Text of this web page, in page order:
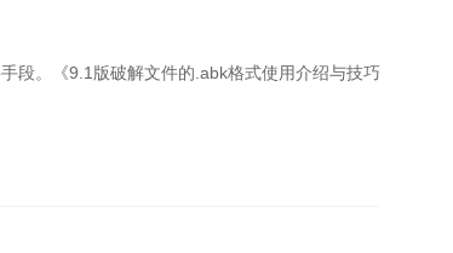
段。《9.1版破解文件的.abk格式使用介绍与技巧